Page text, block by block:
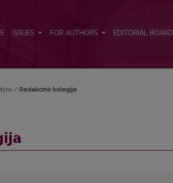
ISSUES FOR AUTHORS EDITORIAL BOARD
/ Redakcinė kolegija